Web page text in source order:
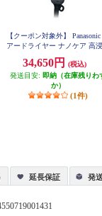
【クーポン対象外】
アードライヤー ナノケア 高
NA0K-K
34,650円
(税込)
発送目安: 即納（在庫残りわ
か）
(1件)
延長保証 発